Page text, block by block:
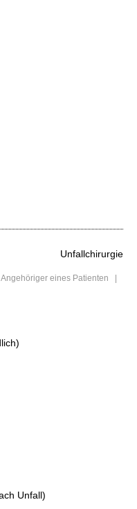
Unfallchirurgie
Angehöriger eines Patienten |
Unfall)